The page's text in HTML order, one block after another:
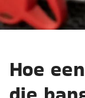
Hoe